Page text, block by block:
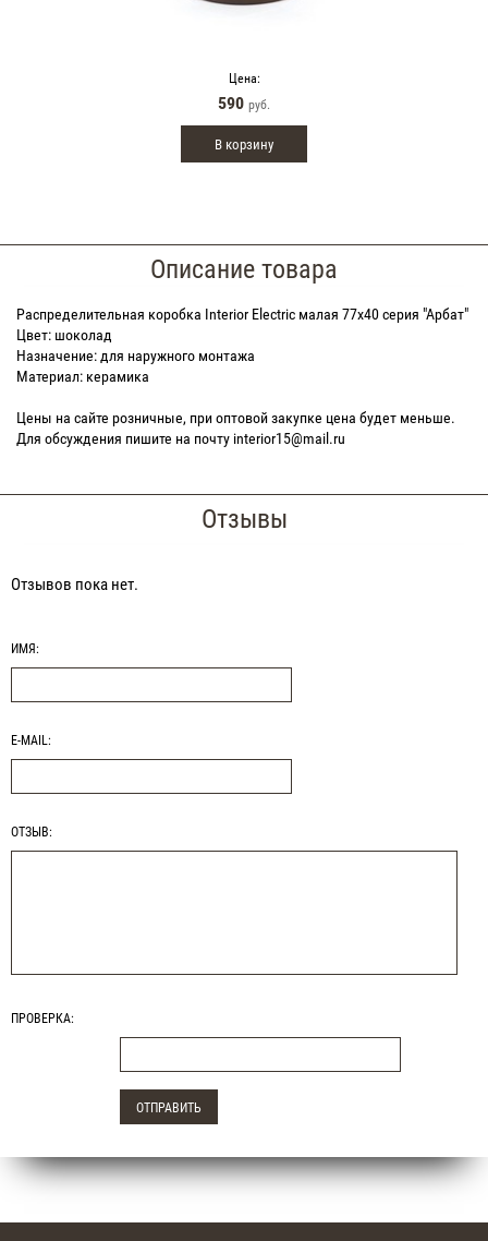
Цена:
590 руб.
В корзину
Описание товара
Распределительная коробка Interior Electric малая 77х40 серия "Арбат"
Цвет: шоколад
Назначение: для наружного монтажа
Материал: керамика
Цены на сайте розничные, при оптовой закупке цена будет меньше.
Для обсуждения пишите на почту interior15@mail.ru
Отзывы
Отзывов пока нет.
ИМЯ:
E-MAIL:
ОТЗЫВ:
ПРОВЕРКА: